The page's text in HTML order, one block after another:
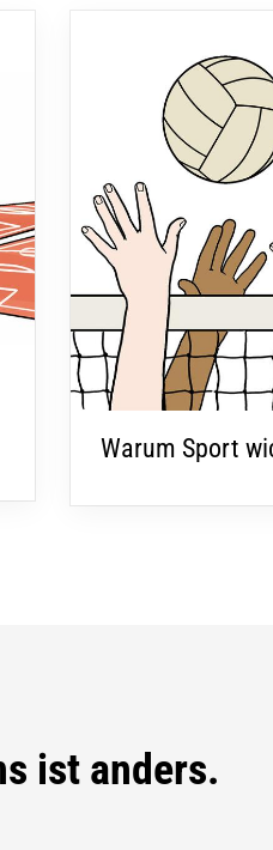
Warum Sport
ist anders.